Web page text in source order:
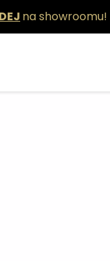
na showroomu!